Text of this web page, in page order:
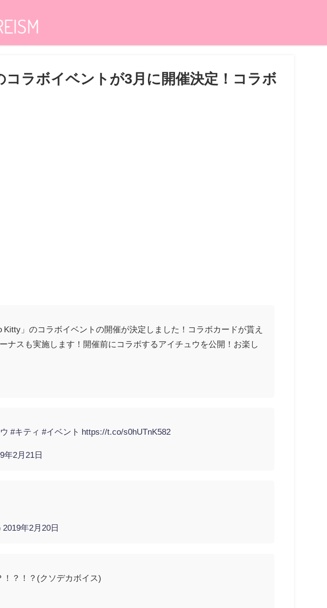
ラボイベントが3月に開催決定！コラボ
」のコラボイベントの開催が決定しました！コラボカードが貰え
ナスも実施します！開催前にコラボするアイチュウを公開！お楽し
#キティ #イベント https://t.co/s0hUTnK582
年2月21日
2019年2月20日
？！？(クソデカボイス)